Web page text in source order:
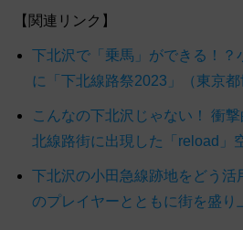
【関連リンク】
下北沢で「乗馬」ができる！？
に「下北線路祭2023」（東京都
こんなの下北沢じゃない！ 衝
北線路街に出現した「reload」
下北沢の小田急線跡地をどう
のプレイヤーとともに街を盛り